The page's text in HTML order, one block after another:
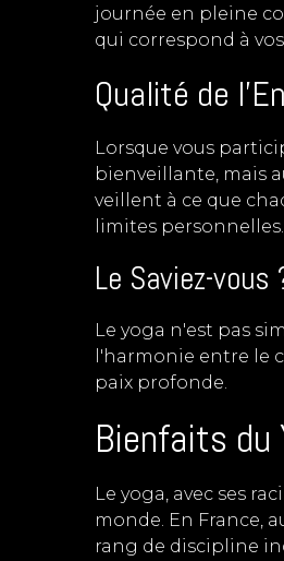
journée en pleine
qui correspond à
Qualité de
Lorsque vous
bienveillante, mais
veillent à ce que
limites personnelles.
Le Saviez-vous
Le yoga n'est pas
l'harmonie entre le
paix profonde.
Bienfaits du
Le yoga, avec ses
monde. En France,
rang de discipline